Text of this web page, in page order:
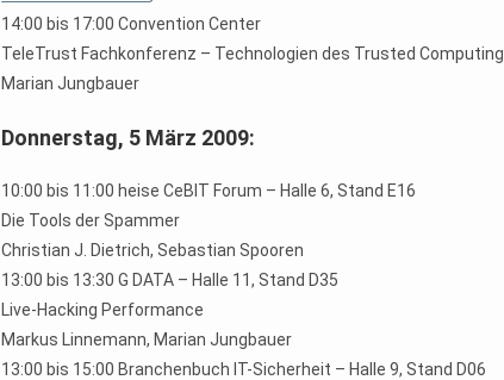
14:00 bis 17:00 Convention Center
TeleTrust Fachkonferenz – Technologien des Trusted Computing
Marian Jungbauer
Donnerstag, 5 März 2009:
10:00 bis 11:00 heise CeBIT Forum – Halle 6, Stand E16
Die Tools der Spammer
Christian J. Dietrich, Sebastian Spooren
13:00 bis 13:30 G DATA – Halle 11, Stand D35
Live-Hacking Performance
Markus Linnemann, Marian Jungbauer
13:00 bis 15:00 Branchenbuch IT-Sicherheit – Halle 9, Stand D06